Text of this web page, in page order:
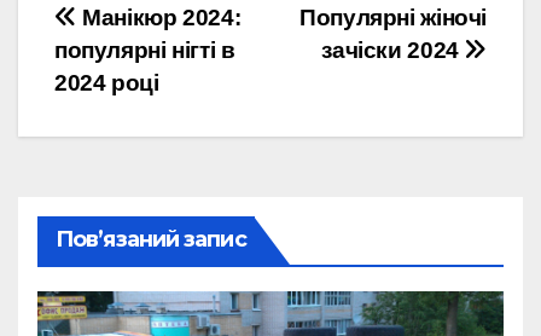
Навігація
записів
Популярні жіночі
зачіски 2024
Манікюр 2024:
популярні нігті в
2024 році
Пов’язаний запис